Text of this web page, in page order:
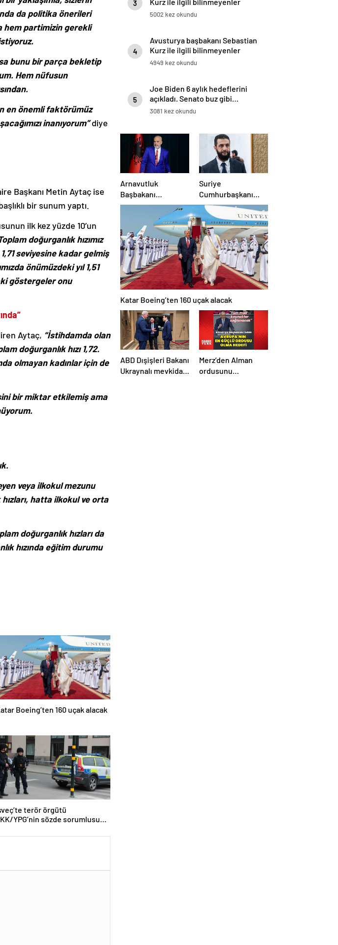
da politika önerileri
hem partimizin gerekli
bunu bir parça bekletip
Hem nüfusun
en önemli faktörümüz
inanıyorum”diye
Başkanı Metin Aytaç ise
bir sunum yaptı.
ilk kez yüzde 10’un
doğurganlık hızımız
seviyesine kadar gelmiş
önümüzdeki yıl 1,51
göstergeler onu
Aytaç, “İstihdamda olan
doğurganlık hızı 1,72.
olmayan kadınlar için de
bir miktar etkilemiş ama
veya ilkokul mezunu
hatta ilkokul ve orta
doğurganlık hızları da
hızında eğitim durumu
Boeing’ten 160 uçak alacak
terör örgütü
YPG’nin sözde sorumlusu
3
Kurz ile ilgili bilinmeyenler
5002 kez okundu
4
Avusturya başbakanı Sebastian
Kurz ile ilgili bilinmeyenler
4949 kez okundu
5
Joe Biden 6 aylık hedeflerini
açıkladı. Senato buz gibi…
3081 kez okundu
Arnavutluk
Başbakanı
Rama’dan AB’ye
üyelik hedefi
Suriye
Cumhurbaşkanı
Şara: Erdoğan
sözünü yerine
getirdi. Trump’a da
çok teşekkür
ederim
Katar Boeing’ten 160 uçak alacak
ABD Dışişleri Bakanı
Ukraynalı mevkidaşı
Merz’den Alman
ordusunu